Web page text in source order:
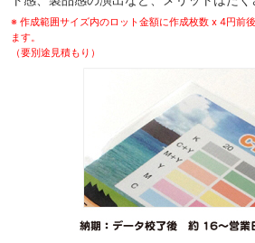
※ 作成範囲サイズ内のロット金額に作成枚数 x 4円前
ます。
（要別途見積もり）